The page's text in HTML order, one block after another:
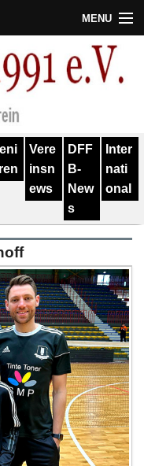
MENU
Vere
insn
ews
DFF
B-
New
s
Inter
nati
onal